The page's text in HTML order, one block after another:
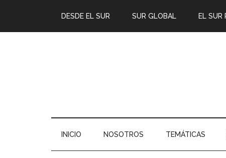
DESDE EL SUR SUR GLOBAL EL SUR
INICIO NOSOTROS TEMÁTICAS